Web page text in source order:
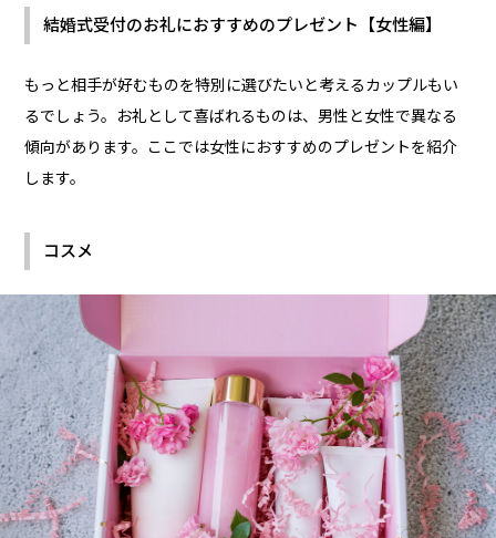
結婚式受付のお礼におすすめのプレゼント【女性編】
もっと相手が好むものを特別に選びたいと考えるカップルもい
るでしょう。お礼として喜ばれるものは、男性と女性で異なる
傾向があります。ここでは女性におすすめのプレゼントを紹介
します。
コスメ